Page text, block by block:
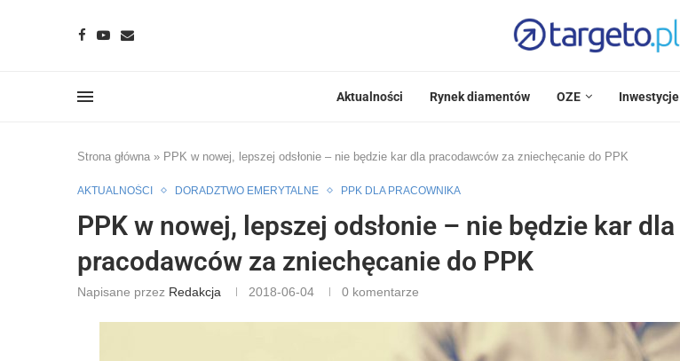
Aktualności Rynek diamentów OZE Inwestycje
Strona główna » PPK w nowej, lepszej odsłonie – nie będzie kar dla pracodawców za zniechęcanie do PPK
AKTUALNOŚCI DORADZTWO EMERYTALNE PPK DLA PRACOWNIKA
PPK w nowej, lepszej odsłonie – nie będzie kar dla
pracodawców za zniechęcanie do PPK
Napisane przez Redakcja 2018-06-04 0 komentarze